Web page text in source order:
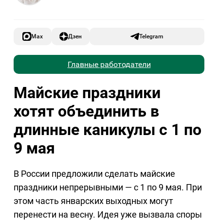
Max Дзен Telegram
Главные работодатели
Майские праздники
хотят объединить в
длинные каникулы с 1 по
9 мая
В России предложили сделать майские
праздники непрерывными — с 1 по 9 мая. При
этом часть январских выходных могут
перенести на весну. Идея уже вызвала споры